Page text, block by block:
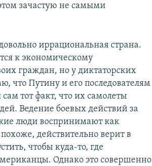
зачастую не самыми
иррациональная страна.
к экономическому
граждан, но у диктаторских
что Путину и его последователям
тот факт, что их самолеты
Ведение боевых действий за
люди воспринимают как
действительно верит в
чтобы куда-то, где
Однако это совершенно